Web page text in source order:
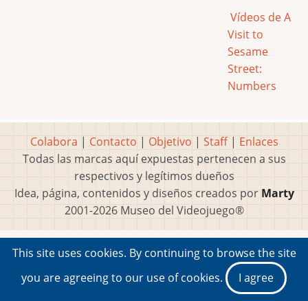
Vídeos de A
Visit to
Sesame
Street:
Numbers
Colabora | Contacto | Objetivo | Staff| Enlaces
Todas las marcas aquí expuestas pertenecen a sus
respectivos y legítimos dueños
Idea, página, contenidos y diseños creados por Marty
2001-2026 Museo del Videojuego®
This site uses cookies. By continuing to browse the site
you are agreeing to our use of cookies.
I agree